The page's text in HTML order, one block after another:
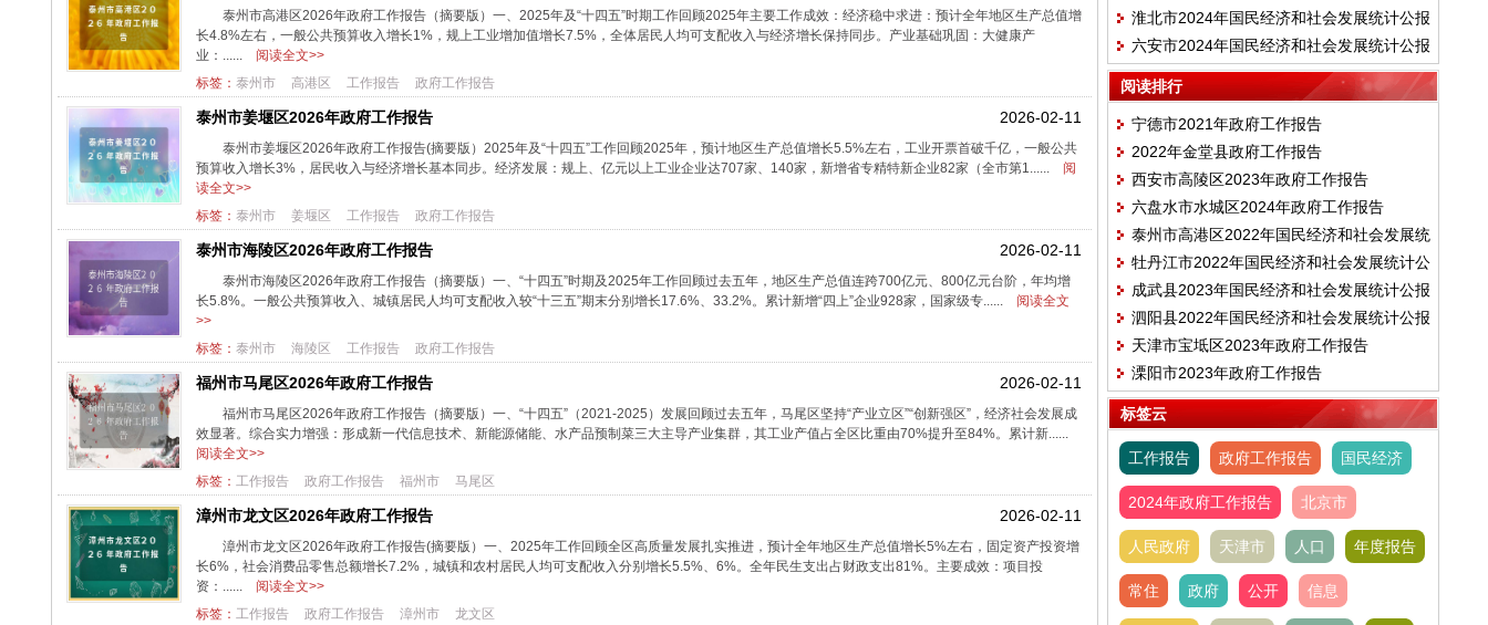
泰州市高港区2026年政府工作报告（摘要版）一、2025年及“十四五”时期工作回顾2025年主要工作成效：经济稳中求进：预计全年地区生产总值增
长4.8%左右，一般公共预算收入增长1%，规上工业增加值增长7.5%，全体居民人均可支配收入与经济增长保持同步。产业基础巩固：大健康产
业：......
阅读全文>>
标签： 泰州市 高港区 工作报告 政府工作报告
2026-02-11
泰州市姜堰区2026年政府工作报告
泰州市姜堰区2026年政府工作报告(摘要版）2025年及“十四五”工作回顾2025年，预计地区生产总值增长5.5%左右，工业开票首破千亿，一般公共
预算收入增长3%，居民收入与经济增长基本同步。经济发展：规上、亿元以上工业企业达707家、140家，新增省专精特新企业82家（全市第1......
阅
读全文>>
标签： 泰州市 姜堰区 工作报告 政府工作报告
2026-02-11
泰州市海陵区2026年政府工作报告
泰州市海陵区2026年政府工作报告（摘要版）一、“十四五”时期及2025年工作回顾过去五年，地区生产总值连跨700亿元、800亿元台阶，年均增
长5.8%。一般公共预算收入、城镇居民人均可支配收入较“十三五”期末分别增长17.6%、33.2%。累计新增“四上”企业928家，国家级专......
阅读全文
>>
标签： 泰州市 海陵区 工作报告 政府工作报告
2026-02-11
福州市马尾区2026年政府工作报告
福州市马尾区2026年政府工作报告（摘要版）一、“十四五”（2021-2025）发展回顾过去五年，马尾区坚持“产业立区”“创新强区”，经济社会发展成
效显著。综合实力增强：形成新一代信息技术、新能源储能、水产品预制菜三大主导产业集群，其工业产值占全区比重由70%提升至84%。累计新......
阅读全文>>
标签： 工作报告 政府工作报告 福州市 马尾区
2026-02-11
漳州市龙文区2026年政府工作报告
漳州市龙文区2026年政府工作报告(摘要版）一、2025年工作回顾全区高质量发展扎实推进，预计全年地区生产总值增长5%左右，固定资产投资增
长6%，社会消费品零售总额增长7.2%，城镇和农村居民人均可支配收入分别增长5.5%、6%。全年民生支出占财政支出81%。主要成效：项目投
资：......
阅读全文>>
标签： 工作报告 政府工作报告 漳州市 龙文区
淮北市2024年国民经济和社会发展统计公报
六安市2024年国民经济和社会发展统计公报
阅读排行
宁德市2021年政府工作报告
2022年金堂县政府工作报告
西安市高陵区2023年政府工作报告
六盘水市水城区2024年政府工作报告
泰州市高港区2022年国民经济和社会发展统
计公报
牡丹江市2022年国民经济和社会发展统计公
报
成武县2023年国民经济和社会发展统计公报
泗阳县2022年国民经济和社会发展统计公报
天津市宝坻区2023年政府工作报告
溧阳市2023年政府工作报告
标签云
工作报告 政府工作报告 国民经济
2024年政府工作报告 北京市
人民政府 天津市 人口 年度报告
常住 政府 公开 信息